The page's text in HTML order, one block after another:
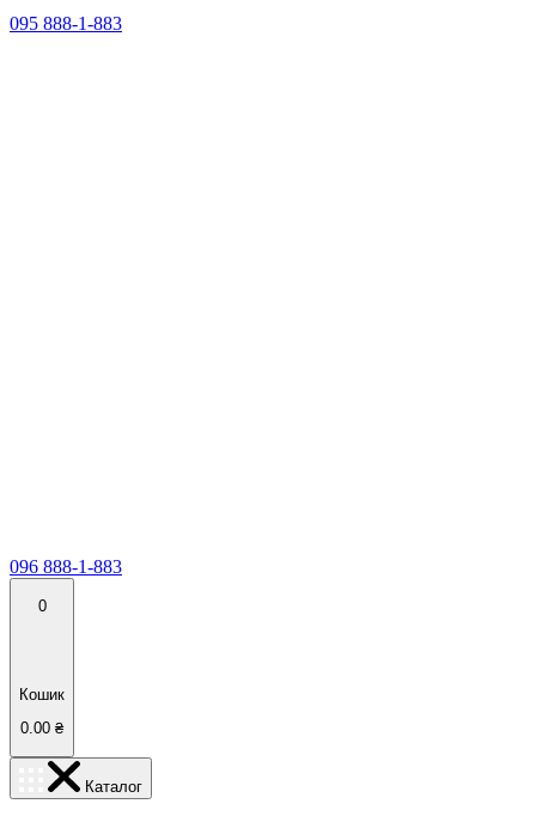
095 888-1-883
096 888-1-883
0
Кошик
0.00 ₴
Каталог